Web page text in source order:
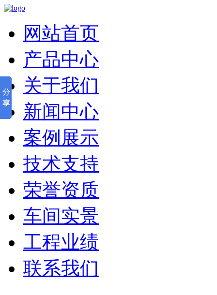
网站首页
产品中心
关于我们
新闻中心
案例展示
技术支持
荣誉资质
车间实景
工程业绩
联系我们